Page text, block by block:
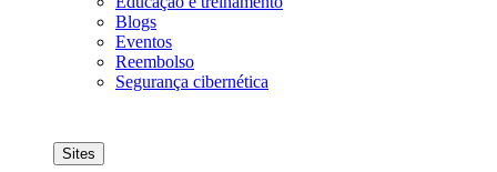
Blogs
Eventos
Reembolso
Segurança cibernética
Sites